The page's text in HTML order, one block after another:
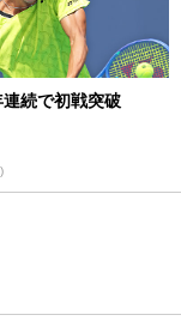
続で初戦突破